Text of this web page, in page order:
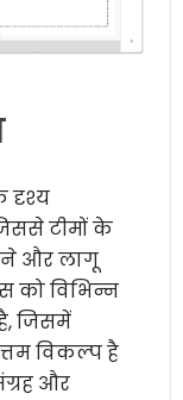
दृश्य
टीमों के
और लागू
को विभिन्न
जिसमें
विकल्प है
और